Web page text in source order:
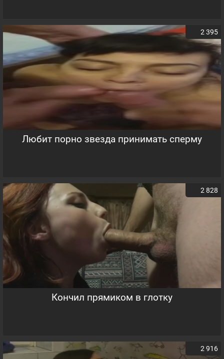
2 395
Любит порно звезда принимать сперму
2 828
Кончил прямиком в глотку
2 916